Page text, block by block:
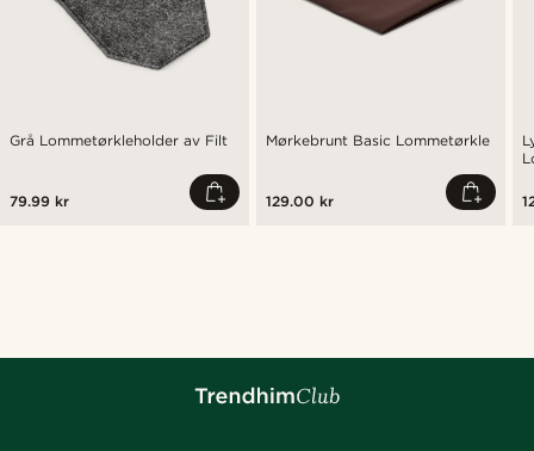
Grå Lommetørkleholder av Filt
79.99 kr
Mørkebrunt Basic Lommetørkle
129.00 kr